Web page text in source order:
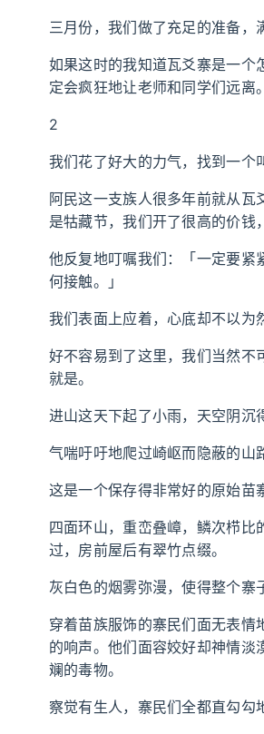
三月份，我们做了充足的准备，
如果这时的我知道瓦爻寨是一个
定会疯狂地让老师和同学们远离。
2
我们花了好大的力气，找到一个
阿民这一支族人很多年前就从
是牯藏节，我们开了很高的价钱
他反复地叮嘱我们：「一定要紧
何接触。」
我们表面上应着，心底却不以为
好不容易到了这里，我们当然不
就是。
进山这天下起了小雨，天空阴沉
气喘吁吁地爬过崎岖而隐蔽的山
这是一个保存得非常好的原始苗
四面环山，重峦叠嶂，鳞次栉
过，房前屋后有翠竹点缀。
灰白色的烟雾弥漫，使得整个寨
穿着苗族服饰的寨民们面无表
的响声。他们面容姣好却神情
斓的毒物。
察觉有生人，寨民们全都直勾勾